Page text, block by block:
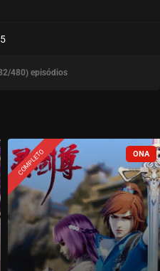
480) episódios
COMPLETO